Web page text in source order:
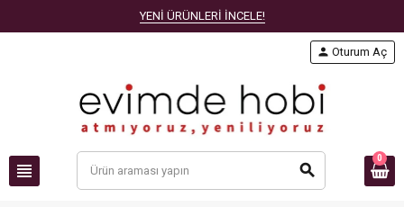
YENİ ÜRÜNLERİ İNCELE!
view_headline search
person Oturum Aç
0